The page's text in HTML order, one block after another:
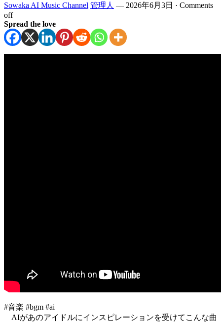
Sowaka AI Music Channel 管理人 — 2026年6月3日 · Comments
off
Spread the love
#音楽 #bgm #ai
AIがあのアイドルにインスピレーションを受けてこんな曲